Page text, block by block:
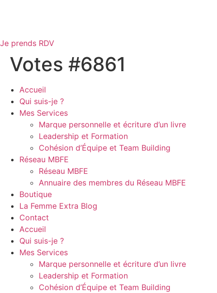
Je prends RDV
Votes #6861
Accueil
Qui suis-je ?
Mes Services
Marque personnelle et écriture d’un livre
Leadership et Formation
Cohésion d’Équipe et Team Building
Réseau MBFE
Réseau MBFE
Annuaire des membres du Réseau MBFE
Boutique
La Femme Extra Blog
Contact
Accueil
Qui suis-je ?
Mes Services
Marque personnelle et écriture d’un livre
Leadership et Formation
Cohésion d’Équipe et Team Building